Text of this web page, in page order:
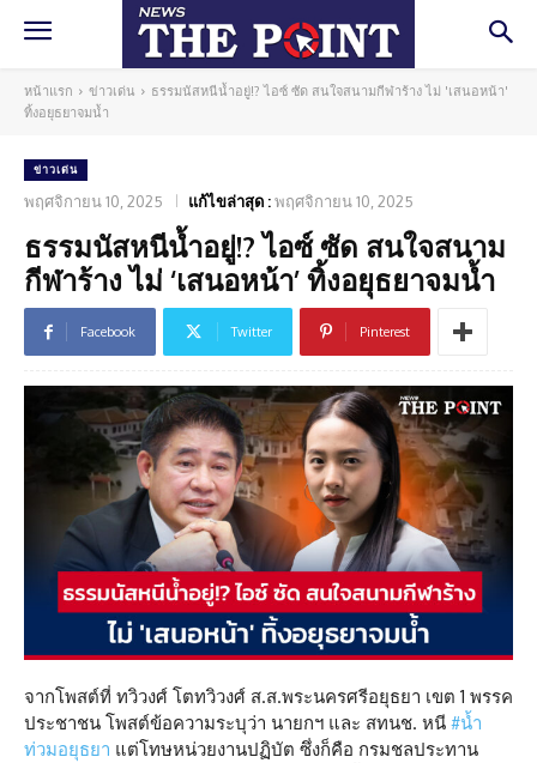
หน้าแรก ข่าวเด่น
ธรรมนัสหนีน้ำอยู่!? ไอซ์ ซัด สนใจสนามกีฬาร้าง ไม่ 'เสนอหน้า'
ทิ้งอยุธยาจมน้ำ
ข่าวเด่น
พฤศจิกายน 10, 2025 แก้ไขล่าสุด :พฤศจิกายน 10, 2025
ธรรมนัสหนีน้ำอยู่!? ไอซ์ ซัด สนใจสนาม
กีฬาร้าง ไม่ ‘เสนอหน้า’ ทิ้งอยุธยาจมน้ำ
Facebook Twitter Pinterest
จากโพสต์ที่ ทวิวงศ์ โตทวิวงศ์ ส.ส.พระนครศรีอยุธยา เขต 1 พรรค
ประชาชน โพสต์ข้อความระบุว่า นายกฯ และ สทนช. หนี #น้ำ
ท่วมอยุธยา แต่โทษหน่วยงานปฏิบัต ซึ่งก็คือ กรมชลประทาน